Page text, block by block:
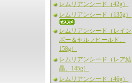
レムリアンシード（42g）
レムリアンシード（135g）
レムリアンシード（レイン
ボー＆セルフヒールド、
158g）
レムリアンシード（レア結
晶、145g）
レムリアンシード（46g）